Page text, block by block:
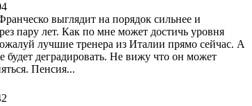
выглядит на порядок сильнее и
пару лет. Как по мне может достичь уровня
лучшие тренера из Италии прямо сейчас. А
будет деградировать. Не вижу что он может
Пенсия...